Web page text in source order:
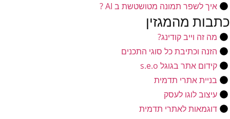
איך לשפר תמונה מטושטשת ב AI ?
כתבות מהמגזין
מה זה וייב קודינג?
הזנה וכתיבת כל סוגי התכנים
קידום אתר בגוגל s.e.o
בניית אתרי תדמית
עיצוב לוגו לעסק
דוגמאות לאתרי תדמית